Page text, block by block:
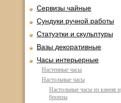
Сервизы чайные
Сундуки ручной работы
Статуэтки и скульптуры
Вазы декоративные
Часы интерьерные
Настенные часы
Настольные часы
Настольные часы из камня и
бронзы